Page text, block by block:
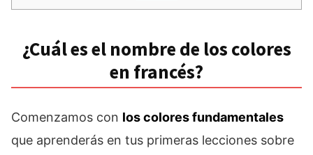
¿Cuál es el nombre de los colores
en francés?
Comenzamos con los colores fundamentales
que aprenderás en tus primeras lecciones sobre